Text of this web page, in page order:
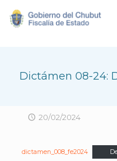
Dictámen 08-24:
20/02/2024
dictamen_008_fe2024